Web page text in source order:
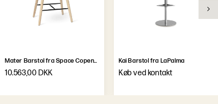
Mater Barstol fra Space Copenhagen
10.563,00 DKK
Kai Barstol fra LaPalma
Køb ved kontakt